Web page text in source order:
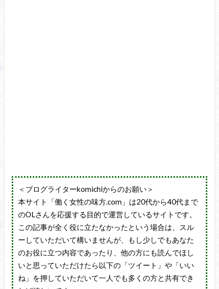
＜ブログライターkomichiからのお願い＞
本サイト「働く女性の味方.com」は20代から40代まで
のOLさんを応援する目的で運営しているサイトです。
この記事が全く役に立たなかったという場合は、スル
ーしていただいて構いませんが、もし少しでもあなた
のお役に立つ内容であったり、他の方にも読んでほし
いと思っていただけたら以下の「ツイート」や「いい
ね」を押していただいて一人でも多くの方と共有でき